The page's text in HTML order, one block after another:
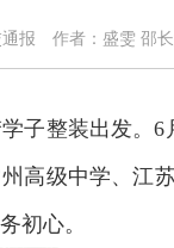
报 作者：盛雯 邵
子整装出发。
高级中学、江
初心。